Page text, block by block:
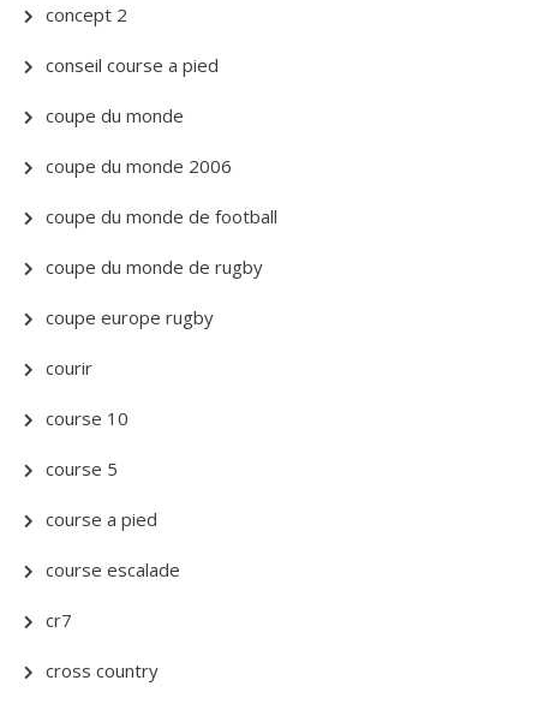
concept 2
conseil course a pied
coupe du monde
coupe du monde 2006
coupe du monde de football
coupe du monde de rugby
coupe europe rugby
courir
course 10
course 5
course a pied
course escalade
cr7
cross country